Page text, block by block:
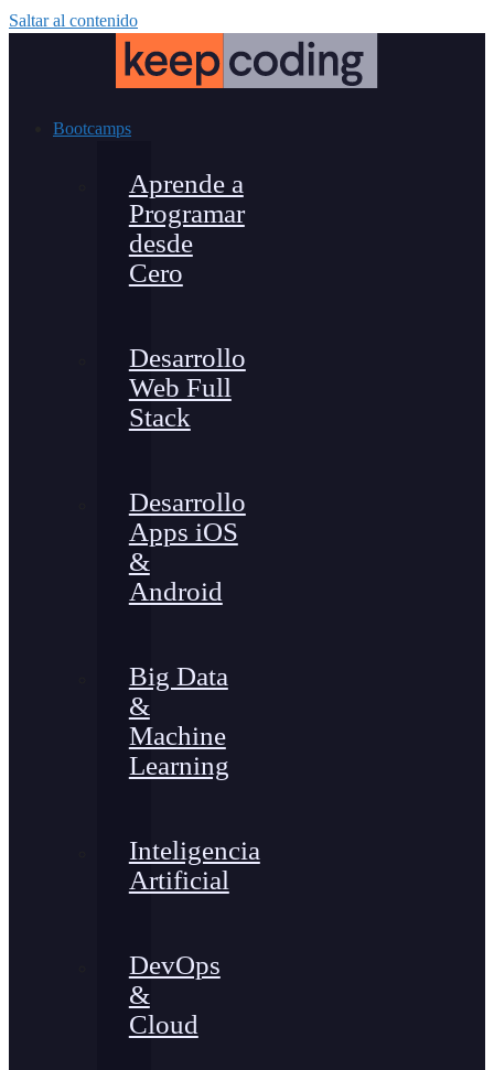
Saltar al contenido
Bootcamps
Aprende a
Programar
desde
Cero
Desarrollo
Web Full
Stack
Desarrollo
Apps iOS
&
Android
Big Data
&
Machine
Learning
Inteligencia
Artificial
DevOps
&
Cloud